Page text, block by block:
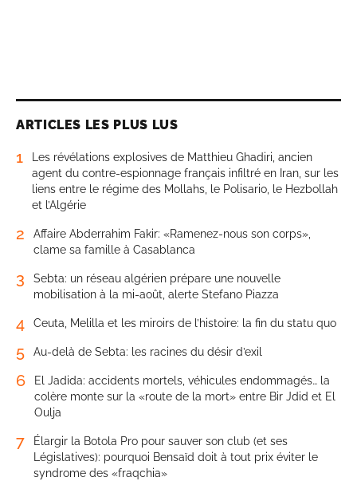
ARTICLES LES PLUS LUS
1
Les révélations explosives de Matthieu Ghadiri, ancien
agent du contre-espionnage français infiltré en Iran, sur les
liens entre le régime des Mollahs, le Polisario, le Hezbollah
et l’Algérie
2
Affaire Abderrahim Fakir: «Ramenez-nous son corps»,
clame sa famille à Casablanca
3
Sebta: un réseau algérien prépare une nouvelle
mobilisation à la mi-août, alerte Stefano Piazza
4 Ceuta, Melilla et les miroirs de l’histoire: la fin du statu quo
5 Au-delà de Sebta: les racines du désir d’exil
6
El Jadida: accidents mortels, véhicules endommagés… la
colère monte sur la «route de la mort» entre Bir Jdid et El
Oulja
7
Élargir la Botola Pro pour sauver son club (et ses
Législatives): pourquoi Bensaïd doit à tout prix éviter le
syndrome des «fraqchia»